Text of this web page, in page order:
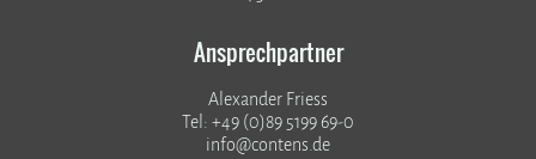
Ansprechpartner
Alexander Friess
Tel: +49 (0)89 5199 69-0
info@contens.de